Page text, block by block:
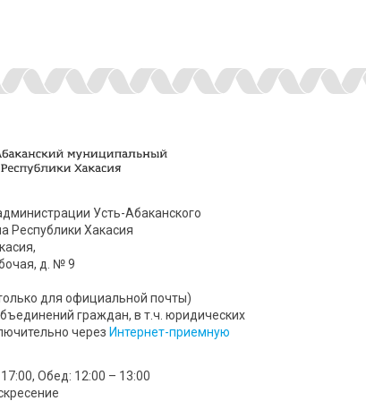
Усть-Абаканского
Республики Хакасия
д. № 9
для официальной почты)
граждан, в т.ч. юридических
через Интернет-приемную
Обед: 12:00 – 13:00